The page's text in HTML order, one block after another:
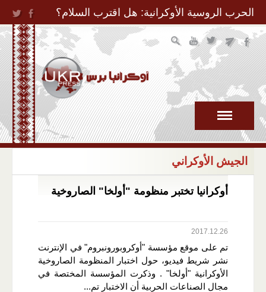
Jump to Navigation
الحرب الروسية الأوكرانية: هل اقترب السلام؟
الجيش الأوكراني
أوكرانيا تختبر منظومة "أولخا" الصاروخية
2017.12.26
تم على موقع مؤسسة "أوكروبورونبروم" في الإنترنت
نشر شريط فيديو، حول اختبار المنظومة الصاروخية
الأوكرانية "أولخا" . وذكرت المؤسسة المختصة في
مجال الصناعات الحربية أن الاختبار تم...